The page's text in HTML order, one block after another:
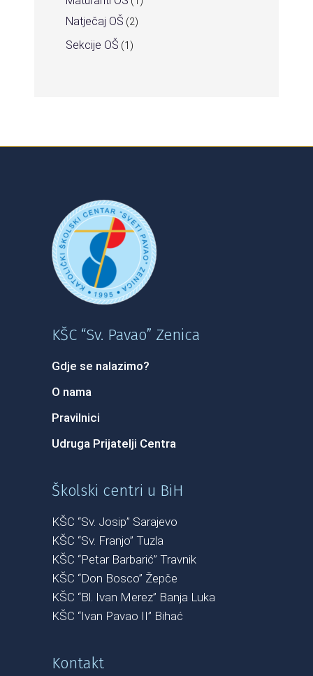
Natječaj OŠ (2)
Sekcije OŠ (1)
KŠC “Sv. Pavao” Zenica
Gdje se nalazimo?
O nama
Pravilnici
Udruga Prijatelji Centra
Školski centri u BiH
KŠC “Sv. Josip” Sarajevo
KŠC “Sv. Franjo” Tuzla
KŠC “Petar Barbarić” Travnik
KŠC “Don Bosco” Žepče
KŠC “Bl. Ivan Merez” Banja Luka
KŠC “Ivan Pavao II” Bihać
Kontakt